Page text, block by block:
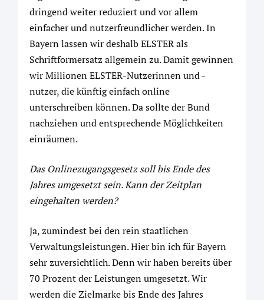
dringend weiter reduziert und vor allem
einfacher und nutzerfreundlicher werden. In
Bayern lassen wir deshalb ELSTER als
Schriftformersatz allgemein zu. Damit gewinnen
wir Millionen ELSTER-Nutzerinnen und -
nutzer, die künftig einfach online
unterschreiben können. Da sollte der Bund
nachziehen und entsprechende Möglichkeiten
einräumen.
Das Onlinezugangsgesetz soll bis Ende des
Jahres umgesetzt sein. Kann der Zeitplan
eingehalten werden?
Ja, zumindest bei den rein staatlichen
Verwaltungsleistungen. Hier bin ich für Bayern
sehr zuversichtlich. Denn wir haben bereits über
70 Prozent der Leistungen umgesetzt. Wir
werden die Zielmarke bis Ende des Jahres